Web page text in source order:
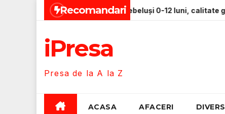
Recomandari
premium pentru bebeluși 0-12 luni, calitate garantată
iPresa
Presa de la A la Z
ACASA AFACERI